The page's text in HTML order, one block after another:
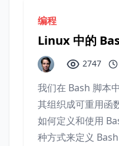
编程
Linux 中的
2747
我们在 Bash 脚本
其组织成可重用函
如何定义和使用
种方式来定义